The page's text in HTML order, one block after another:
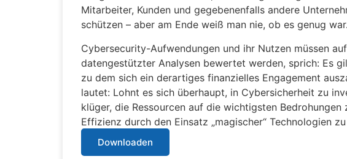
Mitarbeiter, Kunden und gegebenenfalls andere
schützen – aber am Ende weiß man nie, ob es genug war.
Cybersecurity-Aufwendungen und ihr Nutzen müssen
datengestützter Analysen bewertet werden, sprich: Es
zu dem sich ein derartiges finanzielles Engagement
lautet: Lohnt es sich überhaupt, in Cybersicherheit zu
klüger, die Ressourcen auf die wichtigsten
Effizienz durch den Einsatz „magischer“ Technologien
Downloaden